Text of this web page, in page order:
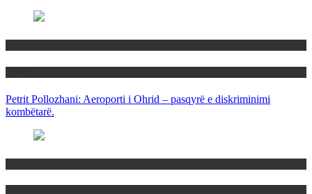
Petrit Pollozhani: Aeroporti i Ohrid – pasqyrë e diskriminimi
kombëtarë.